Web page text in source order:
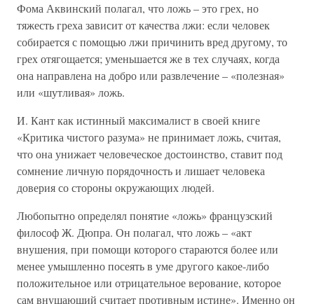
Фома Аквинский полагал, что ложь – это грех, но
тяжесть греха зависит от качества лжи: если человек
собирается с помощью лжи причинить вред другому, то
грех отягощается; уменьшается же в тех случаях, когда
она направлена на добро или развлечение – «полезная»
или «шутливая» ложь.
И. Кант как истинный максималист в своей книге
«Критика чистого разума» не принимает ложь, считая,
что она унижает человеческое достоинство, ставит под
сомнение личную порядочность и лишает человека
доверия со стороны окружающих людей.
Любопытно определял понятие «ложь» французский
философ Ж. Дюпра. Он полагал, что ложь – «акт
внушения, при помощи которого стараются более или
менее умышленно посеять в уме другого какое-либо
положительное или отрицательное верование, которое
сам внушающий считает противным истине». Именно он